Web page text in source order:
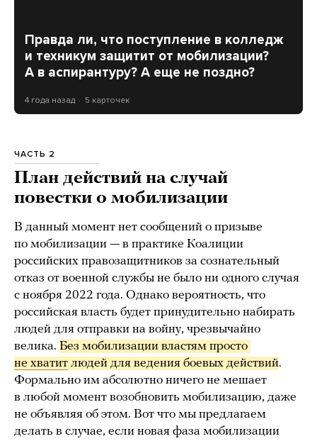
Правда ли, что поступление в колледж
и техникум защитит от мобилизации?
А в аспирантуру? А еще не поздно?
4 года назад 5 карточек
ЧАСТЬ 2
План действий на случай
повестки о мобилизации
В данный момент нет сообщений о призыве
по мобилизации — в практике Коалиции
российских правозащитников за сознательный
отказ от военной службы не было ни одного случая
с ноября 2022 года. Однако вероятность, что
российская власть будет принудительно набирать
людей для отправки на войну, чрезвычайно
велика.
не хватит людей для ведения боевых действий.
Формально им абсолютно ничего не мешает
в любой момент возобновить мобилизацию, даже
не объявляя об этом. Вот что мы предлагаем
делать в случае, если новая фаза мобилизации